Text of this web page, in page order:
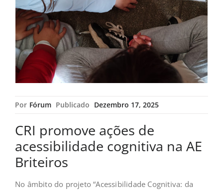
Por Fórum Publicado Dezembro 17, 2025
CRI promove ações de
acessibilidade cognitiva na AE
Briteiros
No âmbito do projeto “Acessibilidade Cognitiva: da